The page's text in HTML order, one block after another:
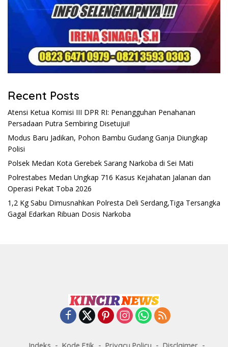
Recent Posts
Atensi Ketua Komisi III DPR RI: Penangguhan Penahanan
Persadaan Putra Sembiring Disetujui!
Modus Baru Jadikan, Pohon Bambu Gudang Ganja Diungkap
Polisi
Polsek Medan Kota Gerebek Sarang Narkoba di Sei Mati
Polrestabes Medan Ungkap 716 Kasus Kejahatan Jalanan dan
Operasi Pekat Toba 2026
1,2 Kg Sabu Dimusnahkan Polresta Deli Serdang,Tiga Tersangka
Gagal Edarkan Ribuan Dosis Narkoba